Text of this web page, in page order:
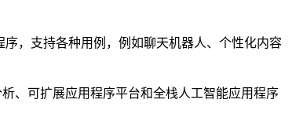
，支持各种用例，例如聊天机器人、个性化内容
、可扩展应用程序平台和全栈人工智能应用程序